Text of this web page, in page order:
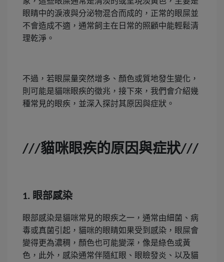
眼睛中的淚液與分泌物混合而成的，正常的眼屎並
不會造成不適，通常飼主在日常的照顧中能輕鬆清
理乾淨。
不過，若眼屎量突然增多、顏色或質地發生變化，
則可能是貓咪眼疾的徵兆，接下來，我們會介紹幾
種常見的眼疾，並深入探討其原因與症狀。
///貓咪眼疾的原因與症狀///
1. 眼部感染
眼部感染是貓咪常見的眼疾之一，通常由細菌、病
毒或真菌引起，貓咪的眼睛如果受到感染，眼屎會
變得更為濃稠，顏色也可能變深，像是綠色或黃
色，此外，感染通常伴隨紅眼、眼瞼發炎、以及貓